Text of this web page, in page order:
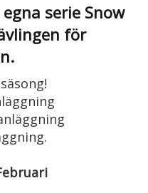
serie Snow
för